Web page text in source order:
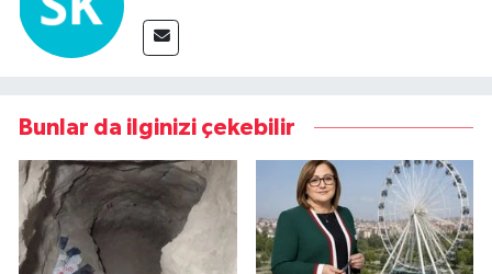
Bunlar da ilginizi çekebilir
Yeme-İçme